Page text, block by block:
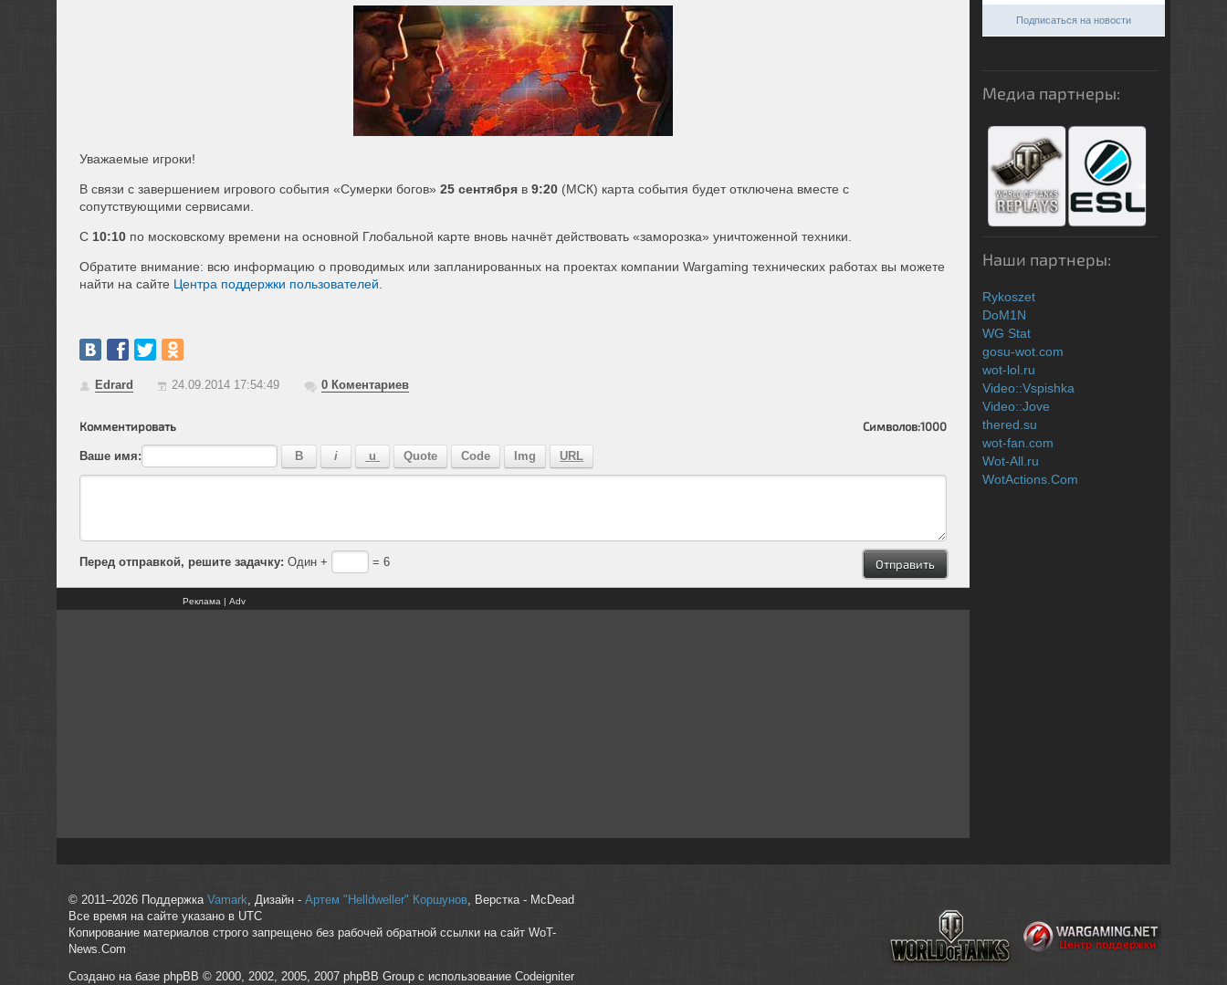
Уважаемые игроки!
В связи с завершением игрового события «Сумерки богов» 25 сентября в 9:20 (МСК) карта события будет отключена вместе с
сопутствующими сервисами.
С 10:10 по московскому времени на основной Глобальной карте вновь начнёт действовать «заморозка» уничтоженной техники.
Обратите внимание: всю информацию о проводимых или запланированных на проектах компании Wargaming технических работах вы можете
найти на сайте Центра поддержки пользователей
Edrard 24.09.2014 17:54:49 0Коментариев
Комментировать Символов:1000
Ваше имя:
Перед отправкой, решите задачку: Один + = 6
Реклама | Adv
Подписаться на новости
Медиа партнеры:
Наши партнеры:
Rykoszet
DoM1N
WG Stat
gosu-wot.com
wot-lol.ru
Video::Vspishka
Video::Jove
thered.su
wot-fan.com
Wot-All.ru
WotActions.Com
© 2011–2026 Поддержка Vamark , Дизайн - Артем "Helldweller" Коршунов, Верстка - McDead
Все время на сайте указано в UTC
Копирование материалов строго запрещено без рабочей обратной ссылки на сайт WoT-
News.Com
Создано на базе phpBB © 2000, 2002, 2005, 2007 phpBB Group с использование Codeigniter